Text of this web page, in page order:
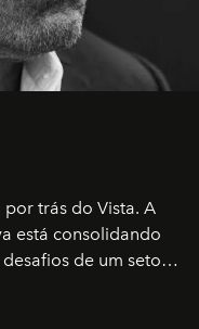
trás do Vista. A
está consolidando
de um setor
conceito de luxo